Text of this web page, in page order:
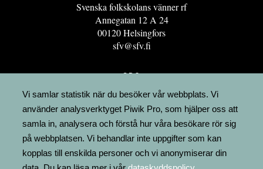
Svenska folkskolans vänner rf
Annegatan 12 A 24
00120 Helsingfors
sfv@sfv.fi
GRO
FÖRENINGSRESURSEN
MINNESRUNOR.FI
UPPSLAGSVERKET FINLAND
LÄGENHETER
FAKTURERING
Vi samlar statistik när du besöker vår webbplats. Vi
använder analysverktyget Piwik Pro, som hjälper oss att
samla in, analysera och förstå hur våra besökare rör sig
på webbplatsen. Vi behandlar inte uppgifter som kan
kopplas till enskilda personer och vi anonymiserar din